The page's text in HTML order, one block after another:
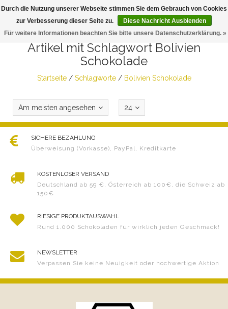
Artikel mit Schlagwort Bolivien
Schokolade
Startseite/ Schlagworte/ Bolivien Schokolade
Am meisten angesehen 24
SICHERE BEZAHLUNG
Überweisung (Vorkasse), PayPal, Kreditkarte
KOSTENLOSER VERSAND
Deutschland ab 59 €, Österreich ab 100€, die Schweiz ab
150€
RIESIGE PRODUKTAUSWAHL
Rund 1.000 Schokoladen für wirklich jeden Geschmack!
NEWSLETTER
Verpassen Sie keine Neuigkeit oder hochwertige Aktion
Durch die Nutzung unserer Webseite stimmen Sie dem Gebrauch von Cookies
zur Verbesserung dieser Seite zu.
Diese Nachricht Ausblenden
Für weitere Informationen beachten Sie bitte unsere Datenschutzerklärung. »